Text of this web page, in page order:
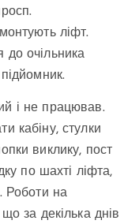
ліфт.
до очільника
і не працював.
кабіну, стулки
виклику, пост
по шахті ліфта,
Роботи на
за декілька днів